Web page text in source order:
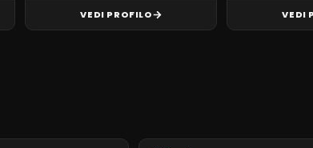
VEDI PROFILO VEDI